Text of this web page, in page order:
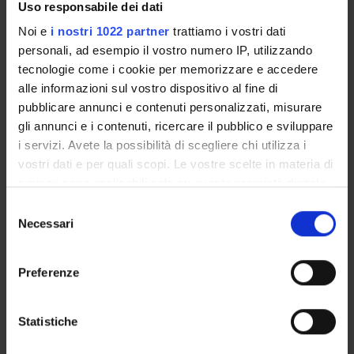
Uso responsabile dei dati
Noi e i nostri 1022 partner trattiamo i vostri dati
personali, ad esempio il vostro numero IP, utilizzando
tecnologie come i cookie per memorizzare e accedere
alle informazioni sul vostro dispositivo al fine di
pubblicare annunci e contenuti personalizzati, misurare
gli annunci e i contenuti, ricercare il pubblico e sviluppare
i servizi. Avete la possibilità di scegliere chi utilizza i
vostri dati e per quali scopi. Le vostre scelte in materia di
modificare o revocare il proprio consenso in qualsiasi
momento dalla Dichiarazione sui cookie o facendo clic
raccogliere informazioni sulla tua posizione
geografica, con un'approssimazione di qualche
delNecessari
Preferenze
Statistiche
scambio culturale Vik di Gaza)
Riccardo Corradini(protagonista e medico chirurgo)
Matteo Delbò
ATTACHMENTS
Caterina Fratea
Law